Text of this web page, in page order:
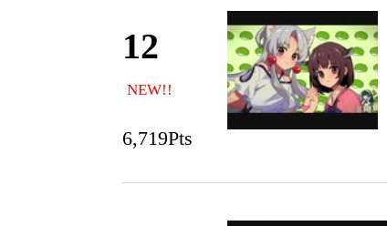
12
NEW!!
6,719Pts